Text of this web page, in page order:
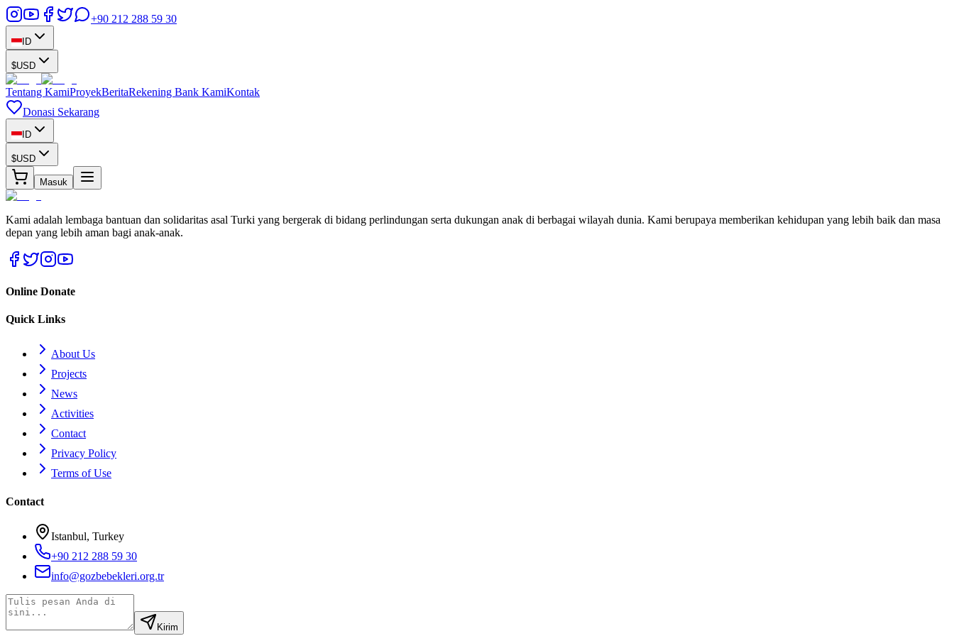
+90 212 288 59 30
ID
$USD
Tentang KamiProyekBeritaRekening Bank KamiKontak
Donasi Sekarang
ID
$USD
Masuk
Kami adalah lembaga bantuan dan solidaritas asal Turki yang bergerak di bidang perlindungan serta dukungan anak di berbagai wilayah dunia. Kami berupaya memberikan kehidupan yang lebih baik dan masa
depan yang lebih aman bagi anak-anak.
Online Donate
Quick Links
About Us
Projects
News
Activities
Contact
Privacy Policy
Terms of Use
Contact
Istanbul, Turkey
+90 212 288 59 30
info@gozbebekleri.org.tr
Kirim